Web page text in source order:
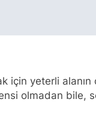
için yeterli
olmadan